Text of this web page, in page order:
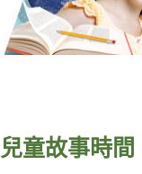
兒童故事時間